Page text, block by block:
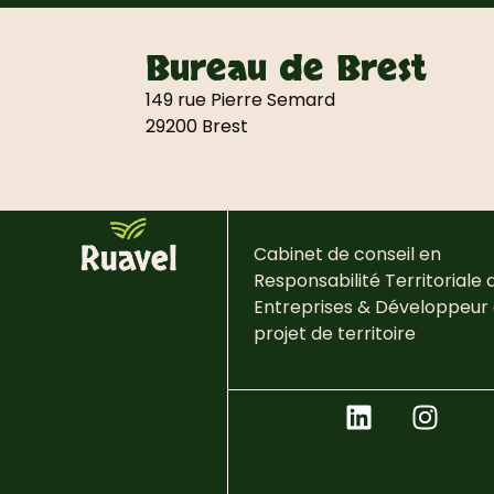
Bureau de Brest
149 rue Pierre Semard
29200 Brest
Cabinet de conseil en
Responsabilité Territoriale
Entreprises & Développeur
projet de territoire